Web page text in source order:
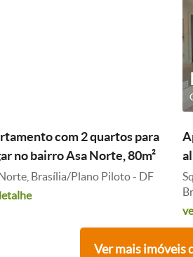
com 2 quartos para
no bairro Asa Norte, 80m²
Brasília/Plano Piloto - DF
Ver mais imóveis